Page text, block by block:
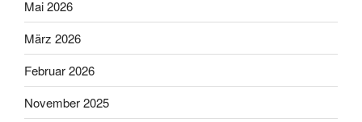
Mai 2026
März 2026
Februar 2026
November 2025